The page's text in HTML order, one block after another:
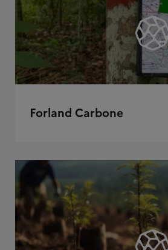
Forland Carbone